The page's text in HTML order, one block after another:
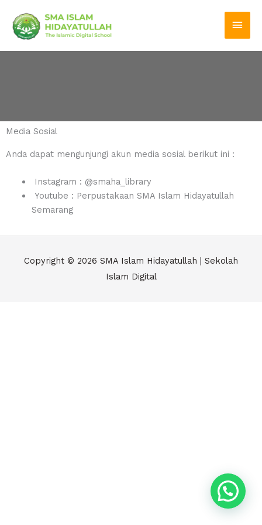
content
Main
Media Sosial
Anda dapat mengunjungi akun media sosial berikut ini :
Instagram : @smaha_library
Youtube : Perpustakaan SMA Islam Hidayatullah
Semarang
Copyright © 2026 SMA Islam Hidayatullah | Sekolah
Islam Digital